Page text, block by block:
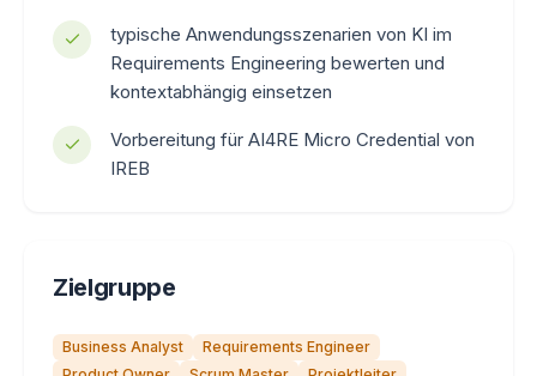
typische Anwendungsszenarien von KI im
Requirements Engineering bewerten und
kontextabhängig einsetzen
Vorbereitung für AI4RE Micro Credential von
IREB
Zielgruppe
Business Analyst
Requirements Engineer